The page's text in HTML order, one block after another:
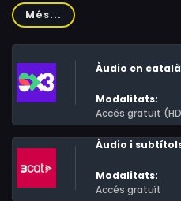
pas de gegant. Ja no pot
encara que la seva
monstres... I el pitjor de tot:
cosineta Flora, que la
que és.
Més...
Àudio en català
Modalitats:
Accés gratuït
Àudio i
Modalitats:
Accés gratuït